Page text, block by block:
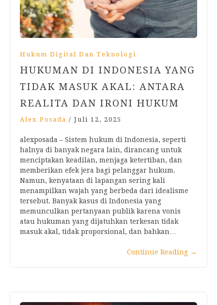
Hukum Digital Dan Teknologi
HUKUMAN DI INDONESIA YANG
TIDAK MASUK AKAL: ANTARA
REALITA DAN IRONI HUKUM
Alex Posada / Juli 12, 2025
alexposada – Sistem hukum di Indonesia, seperti
halnya di banyak negara lain, dirancang untuk
menciptakan keadilan, menjaga ketertiban, dan
memberikan efek jera bagi pelanggar hukum.
Namun, kenyataan di lapangan sering kali
menampilkan wajah yang berbeda dari idealisme
tersebut. Banyak kasus di Indonesia yang
memunculkan pertanyaan publik karena vonis
atau hukuman yang dijatuhkan terkesan tidak
masuk akal, tidak proporsional, dan bahkan…
Continue Reading →